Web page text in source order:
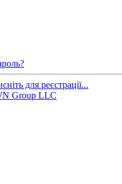
для реєстрації...